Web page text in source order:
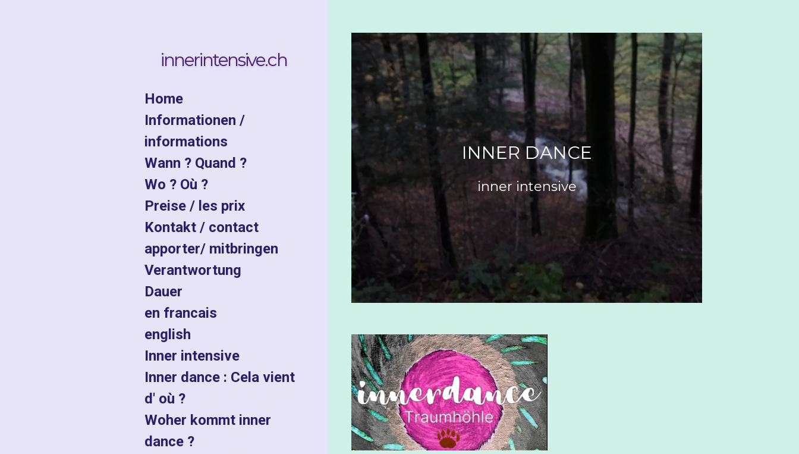
INNER DANCE
inner intensive
innerintensive.ch
Home
Informationen /
informations
Wann ? Quand ?
Wo ? Où ?
Preise / les prix
Kontakt / contact
apporter/ mitbringen
Verantwortung
Dauer
en francais
english
Inner intensive
Inner dance : Cela vient
d' où ?
Woher kommt inner
dance ?